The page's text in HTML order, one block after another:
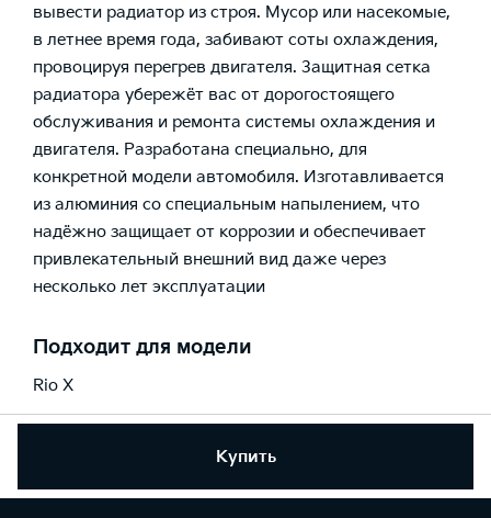
Купить
вывести радиатор из строя. Мусор или насекомые,
в летнее время года, забивают соты охлаждения,
провоцируя перегрев двигателя. Защитная сетка
радиатора убережёт вас от дорогостоящего
обслуживания и ремонта системы охлаждения и
двигателя. Разработана специально, для
конкретной модели автомобиля. Изготавливается
из алюминия со специальным напылением, что
надёжно защищает от коррозии и обеспечивает
привлекательный внешний вид даже через
несколько лет эксплуатации
Подходит для модели
Rio X